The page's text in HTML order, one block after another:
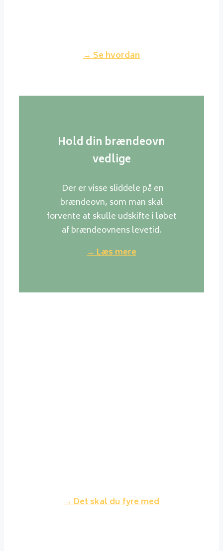
→ Se hvordan
Hold din brændeovn
vedlige
Der er visse sliddele på en
brændeovn, som man skal
forvente at skulle udskifte i løbet
af brændeovnens levetid.
→ Læs mere
→ Det skal du fyre med